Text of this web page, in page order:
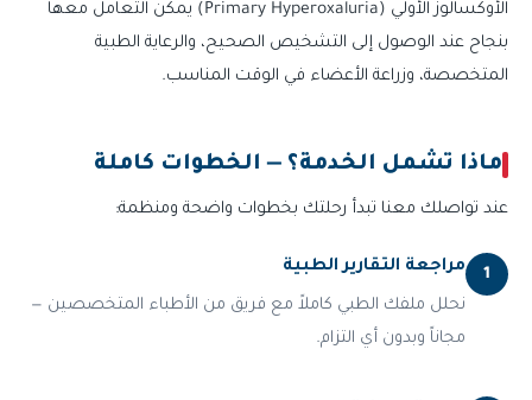
الأوكسالوز الأولي (Primary Hyperoxaluria) يمكن التعامل معها
بنجاح عند الوصول إلى التشخيص الصحيح، والرعاية الطبية
المتخصصة، وزراعة الأعضاء في الوقت المناسب.
ماذا تشمل الخدمة؟ — الخطوات كاملة
عند تواصلك معنا تبدأ رحلتك بخطوات واضحة ومنظمة:
1 مراجعة التقارير الطبية
نحلل ملفك الطبي كاملاً مع فريق من الأطباء المتخصصين —
مجاناً وبدون أي التزام.